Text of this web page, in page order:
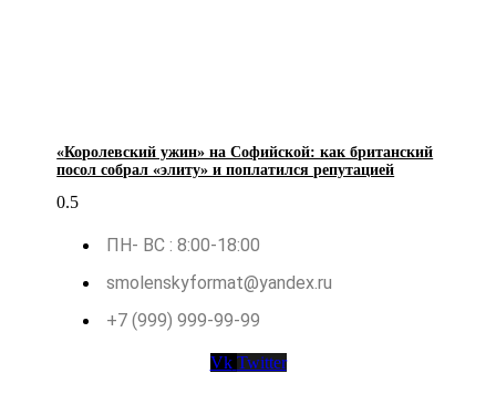
«Королевский ужин» на Софийской: как британский
посол собрал «элиту» и поплатился репутацией
ПН- ВС : 8:00-18:00
smolenskyformat@yandex.ru
+7 (999) 999-99-99
Vk Twitter